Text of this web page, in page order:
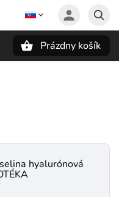
Prázdny košík
hyalurónová